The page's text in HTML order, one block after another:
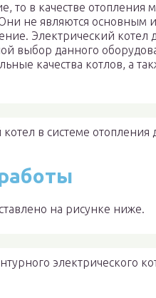
то в качестве отопления
не являются основным
Электрический котел
выбор данного
качества котлов, а
в системе отопления
на рисунке ниже.
электрического